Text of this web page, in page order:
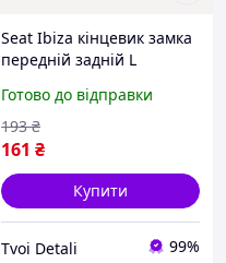
Seat Ibiza кінцевик замка
передній задній L
7L0839015 7L0839015D
4B0839015B 3D1837015
Готово до відправки
161 ₴
193 ₴
Купити
Tvoi Detali 99%